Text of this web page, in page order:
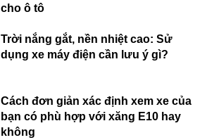
cho ô tô
Trời nắng gắt, nền nhiệt cao: Sử
dụng xe máy điện cần lưu ý gì?
Cách đơn giản xác định xem xe của
bạn có phù hợp với xăng E10 hay
không